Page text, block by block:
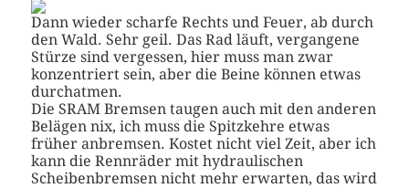
Dann wieder scharfe Rechts und Feuer, ab durch
den Wald. Sehr geil. Das Rad läuft, vergangene
Stürze sind vergessen, hier muss man zwar
konzentriert sein, aber die Beine können etwas
durchatmen.
Die SRAM Bremsen taugen auch mit den anderen
Belägen nix, ich muss die Spitzkehre etwas
früher anbremsen. Kostet nicht viel Zeit, aber ich
kann die Rennräder mit hydraulischen
Scheibenbremsen nicht mehr erwarten, das wird